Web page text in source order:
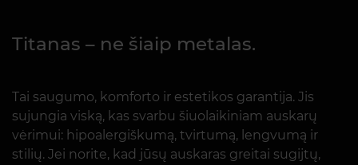
Titanas – ne šiaip metalas.
Tai saugumo, komforto ir estetikos garantija. Jis
sujungia viską, kas svarbu šiuolaikiniam auskarų
vėrimui: hipoalergiškumą, tvirtumą, lengvumą ir
stilių. Jei norite, kad jūsų auskaras greitai sugijtų,